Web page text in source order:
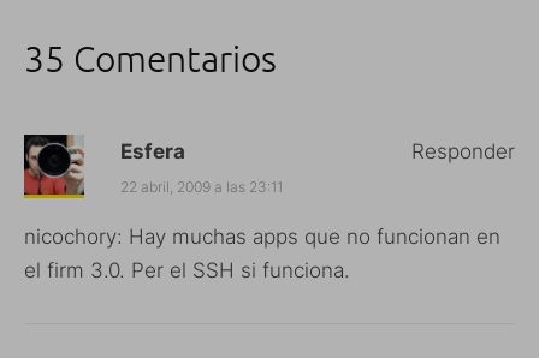
35 Comentarios
Esfera
22 abril, 2009 a las 23:11
nicochory: Hay muchas apps que no funcionan en
el firm 3.0. Per el SSH si funciona.
Responder